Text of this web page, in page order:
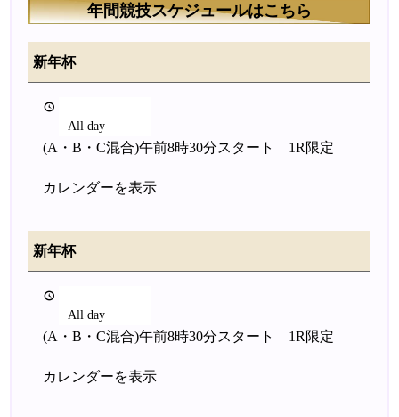
年間競技スケジュールはこちら
新年杯
All day
(A・B・C混合)午前8時30分スタート 1R限定
カレンダーを表示
新年杯
All day
(A・B・C混合)午前8時30分スタート 1R限定
カレンダーを表示